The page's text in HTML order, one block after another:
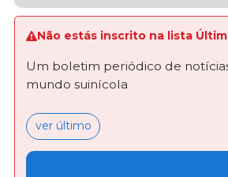
Não estás inscrito na lista
Um boletim periódico de
mundo suinícola
ver último